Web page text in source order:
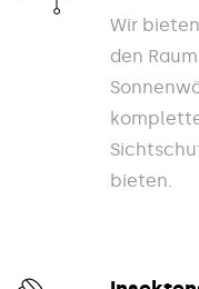
Wir
den
bieten.